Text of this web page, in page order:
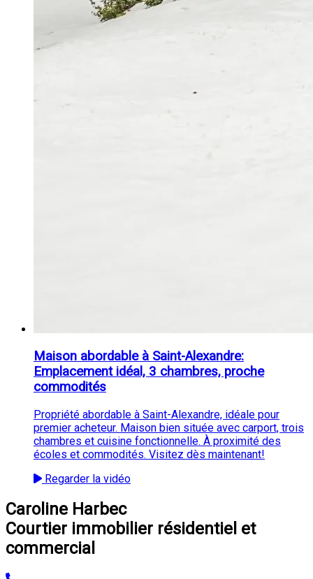
Maison abordable à Saint-Alexandre:
Emplacement idéal, 3 chambres, proche
commodités
Propriété abordable à Saint-Alexandre, idéale pour
premier acheteur. Maison bien située avec carport, trois
chambres et cuisine fonctionnelle. À proximité des
écoles et commodités. Visitez dès maintenant!
Regarder la vidéo
Caroline Harbec
Courtier immobilier résidentiel et
commercial